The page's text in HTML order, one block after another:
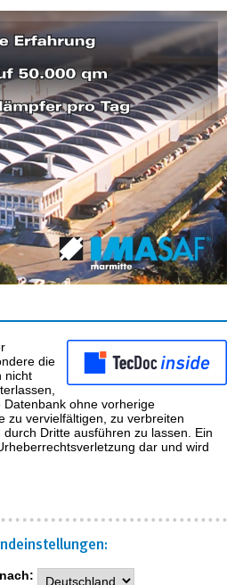
die
nicht
ohne vorherige
zu vervielfältigen, zu verbreiten
Dritte ausführen zu lassen. Ein
dar und wird